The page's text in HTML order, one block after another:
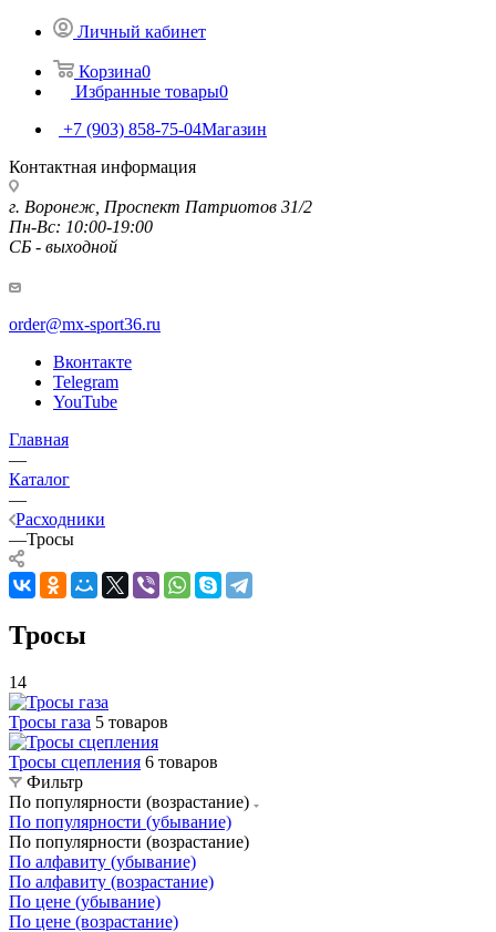
Личный кабинет
Корзина0
Избранные товары0
+7 (903) 858-75-04Магазин
Контактная информация
г. Воронеж, Проспект Патриотов 31/2
Пн-Вс: 10:00-19:00
СБ - выходной
order@mx-sport36.ru
Вконтакте
Telegram
YouTube
Главная
—
Каталог
—
Расходники
—Тросы
Тросы
14
Тросы газа 5 товаров
Тросы сцепления 6 товаров
Фильтр
По популярности (возрастание)
По популярности (убывание)
По популярности (возрастание)
По алфавиту (убывание)
По алфавиту (возрастание)
По цене (убывание)
По цене (возрастание)